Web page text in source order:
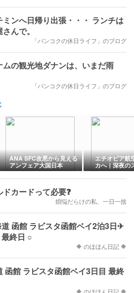
ミンへ日帰り出張・・・ ランチは
んで。
「バンコクの休日ライフ」のブログ
ムの観光地ダナンは、いまだ雨
「バンコクの休日ライフ」のブログ
ANA SFC改悪から見える
アンフェア大国日本
エチオピア航
カへ｜深夜の
ーム空港【
リカの旅 #6】
ドカードって必要❓
煩悩だらけの私、一日一捨
函館 ラビスタ函館ベイ2泊3日✈
終日 ○
🔶 のほほん日記 🔶
函館 ラビスタ函館ベイ3日目 最終
🔶 のほほん日記 🔶